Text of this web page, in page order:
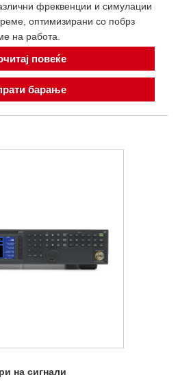
фреквенции и симулации
оптимизирани со побрз
на работа.
повеќе
барање
на сигнали